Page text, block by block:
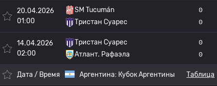
20.04.2026
01:00
SM Tucumán
Тристан Суарес
0
0
14.04.2026
02:00
Тристан Суарес
Атлант. Рафаэла
0
0
Дата / Время Аргентина: Кубок Аргентины Таблица